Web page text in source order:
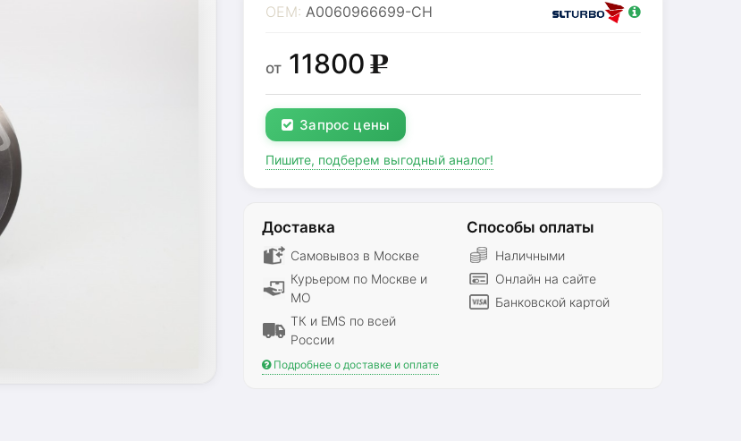
OEM: A0060966699-CH
от 11800g
Запрос цены
Пишите, подберем выгодный аналог!
Доставка
Самовывоз в Москве
Курьером по Москве и
МО
ТК и EMS по всей
России
Способы оплаты
Наличными
Онлайн на сайте
Банковской картой
Подробнее о доставке и оплате